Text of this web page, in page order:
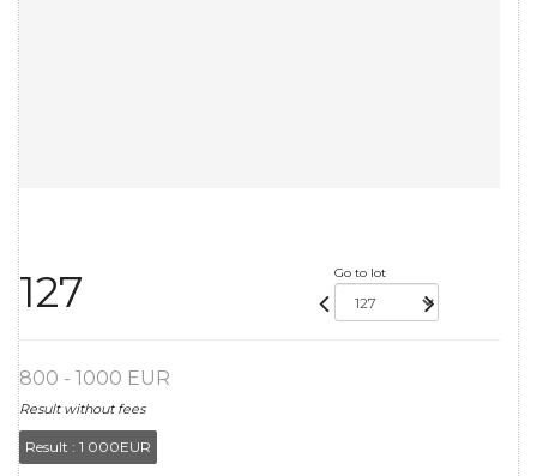
127 Go to lot
800 - 1000 EUR
Result without fees
Result : 1 000EUR